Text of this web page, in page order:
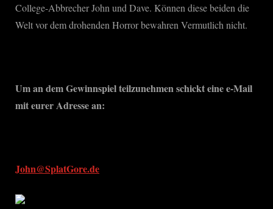
College-Abbrecher John und Dave. Können diese beiden die
Welt vor dem drohenden Horror bewahren Vermutlich nicht.
Um an dem Gewinnspiel teilzunehmen schickt eine e-Mail
mit eurer Adresse an:
John@SplatGore.de